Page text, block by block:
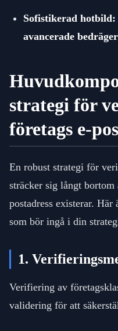
Sofistikerad
avancerade
strategi för
företags e-
En robust strategi för
sträcker sig långt
postadress existerar.
som bör ingå i din
1.
Verifiering av
validering för att